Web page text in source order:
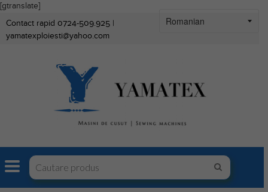
[gtranslate]
Contact rapid 0724-509.925 |
yamatexploiesti@yahoo.com